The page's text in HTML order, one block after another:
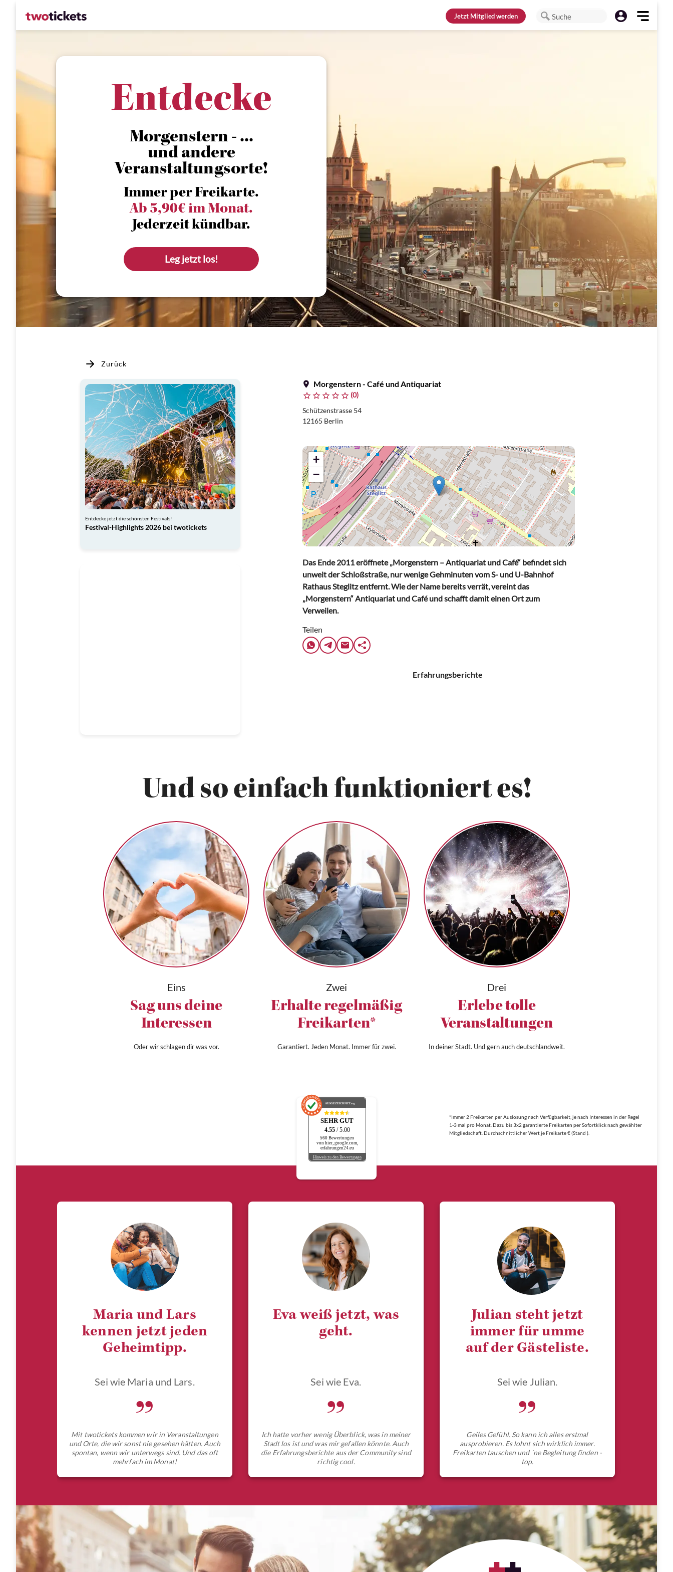
JetztMitglied werden Suche
Entdecke
Morgenstern - ...
und andere
Veranstaltungsorte!
Immer per Freikarte.
Ab 5,90€ im Monat.
Jederzeit kündbar.
Leg jetzt los!
Zurück
Entdecke jetzt die schönsten Festivals!
Festival-Highlights 2026 bei twotickets
Morgenstern - Café und Antiquariat
(0)
Schützenstrasse 54
12165 Berlin
+
−
Das Ende 2011 eröffnete „Morgenstern – Antiquariat und Café“ befindet sich
unweit der Schloßstraße, nur wenige Gehminuten vom S- und U-Bahnhof
Rathaus Steglitz entfernt. Wie der Name bereits verrät, vereint das
„Morgenstern“ Antiquariat und Café und schafft damit einen Ort zum
Verweilen.
Teilen
Erfahrungsberichte
Und so einfach funktioniert es!
Eins
Sag uns deine
Interessen
Oder wir schlagen dir was vor.
Zwei
Erhalte regelmäßig
Freikarten*
Garantiert. Jeden Monat. Immer für zwei.
Drei
Erlebe tolle
Veranstaltungen
In deiner Stadt. Und gern auch deutschlandweit.
AUSGEZEICHNET.org
SEHR GUT
4.55 / 5.00
560 Bewertungen
von hier, google.com,
erfahrungen24.eu
Hinweis zu den Bewertungen
*Immer 2 Freikarten per Auslosung nach Verfügbarkeit, je nach Interessen in der Regel
1-3 mal pro Monat. Dazu bis 3x2 garantierte Freikarten per Sofortklick nach gewählter
Mitgliedschaft. Durchschnittlicher Wert je Freikarte € (Stand ).
Maria und Lars
kennen jetzt jeden
Geheimtipp.
Sei wie Maria und Lars.
„
Mit twotickets kommen wir in Veranstaltungen
und Orte, die wir sonst nie gesehen hätten. Auch
spontan, wenn wir unterwegs sind. Und das oft
mehrfach im Monat!
Eva weiß jetzt, was
geht.
Sei wie Eva.
„
Ich hatte vorher wenig Überblick, was in meiner
Stadt los ist und was mir gefallen könnte. Auch
die Erfahrungsberichte aus der Community sind
richtig cool.
Julian steht jetzt
immer für umme
auf der Gästeliste.
Sei wie Julian.
„
Geiles Gefühl. So kann ich alles erstmal
ausprobieren. Es lohnt sich wirklich immer.
Freikarten tauschen und `ne Begleitung finden -
top.